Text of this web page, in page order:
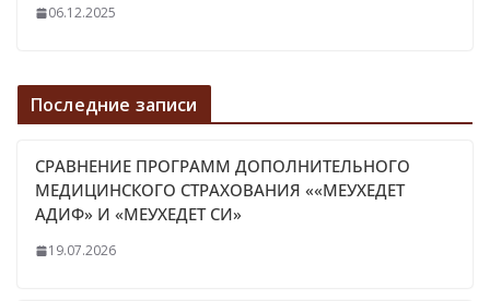
06.12.2025
Последние записи
СРАВНЕНИЕ ПРОГРАММ ДОПОЛНИТЕЛЬНОГО
МЕДИЦИНСКОГО СТРАХОВАНИЯ ««МЕУХЕДЕТ
АДИФ» И «МЕУХЕДЕТ СИ»
19.07.2026